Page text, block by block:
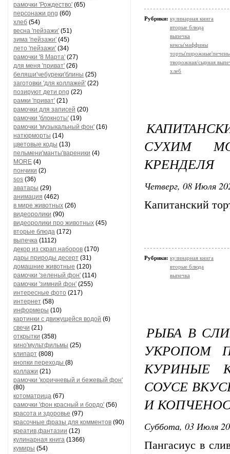
рамочки 'Рождество' (65)
персонажи png (60)
хлеб (54)
весна 'пейзажи' (51)
зима 'пейзажи' (45)
лето 'пейзажи' (34)
рамочки '8 Марта' (27)
для меня 'приват' (26)
беляши'чебуреки'блины (25)
заготовки 'для коллажей' (22)
позируют дети png (22)
рамки 'приват' (21)
рамочки для записей (20)
рамочки 'блокноты' (19)
рамочки 'музыкальный фон' (16)
натюрморты (14)
цветовые коды (13)
пельмени'манты'вареники (4)
MORE (4)
пончики (2)
sos (36)
аватары (29)
анимация (462)
в мире животных (26)
видеоролики (90)
видеоролики про животных (45)
вторые блюда (172)
выпечка (1112)
декор из скрап.наборов (170)
дары природы десерт (31)
домашние животные (120)
рамочки 'зеленый фон' (114)
рамочки 'зимний фон' (255)
интересные фото (217)
интернет (58)
информеры (10)
картинки с движущейся водой (6)
свечи (21)
открытки (358)
кино'мультфильмы (25)
клипарт (808)
кнопки переходы (8)
коллажи (21)
рамочки 'коричневый и бежевый фон'
(80)
котоматрица (67)
рамочки 'фон красный и бордо' (56)
красота и здоровье (97)
красочные фразы для комментов (90)
креатив,фантазии (12)
кулинарная книга (1366)
кумиры (54)
Рубрики: кулинарная книга
вторые блюда
выпечка
кексы'маффины
творожная/сырная
хлеб
СУХИМ
КРЕНДЕЛЯ
Четверг, 08 Июля
Капитанский
Рубрики: кулинарная книга
вторые блюда
выпечка
РЫБА В
УКРОПОМ
КУРИНЫЕ
СОУСЕ
И
Суббота, 03 Июля
Пангасиус в